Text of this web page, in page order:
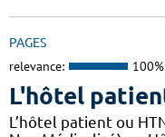
PAGES
relevance: 100%
L'hôtel
L’hôtel patient ​​ou